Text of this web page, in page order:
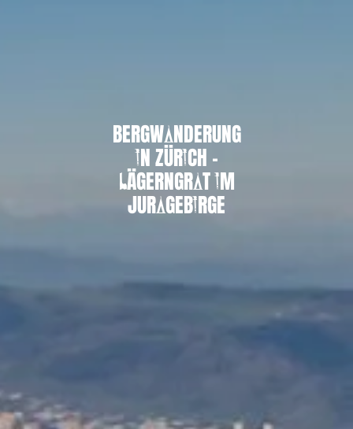
BERGWANDERUNG
IN ZÜRICH –
LÄGERNGRAT IM
JURAGEBIRGE